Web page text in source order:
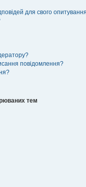
для свого
повідомлення?
тем